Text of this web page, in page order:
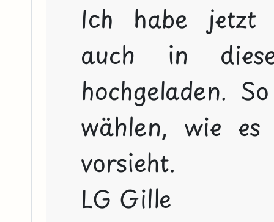
Ich habe jetzt
auch in
hochgeladen.
wählen, wie es
vorsieht.
LG Gille